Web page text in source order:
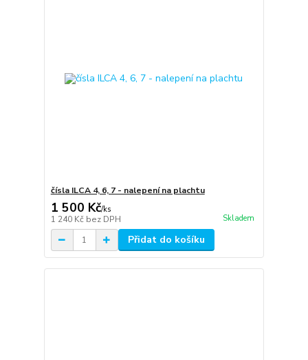
čísla ILCA 4, 6, 7 - nalepení na plachtu
1 500 Kč/ks
1 240 Kč bez DPH Skladem
Přidat do košíku